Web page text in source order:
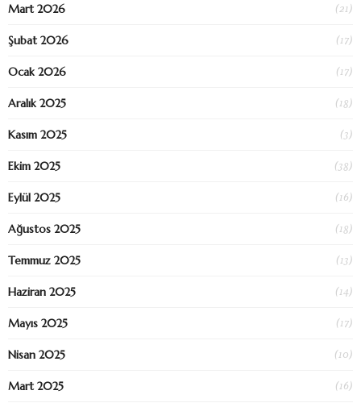
Mart 2026 (21)
Şubat 2026 (17)
Ocak 2026 (17)
Aralık 2025 (18)
Kasım 2025 (3)
Ekim 2025 (38)
Eylül 2025 (16)
Ağustos 2025 (18)
Temmuz 2025 (13)
Haziran 2025 (14)
Mayıs 2025 (17)
Nisan 2025 (10)
Mart 2025 (16)